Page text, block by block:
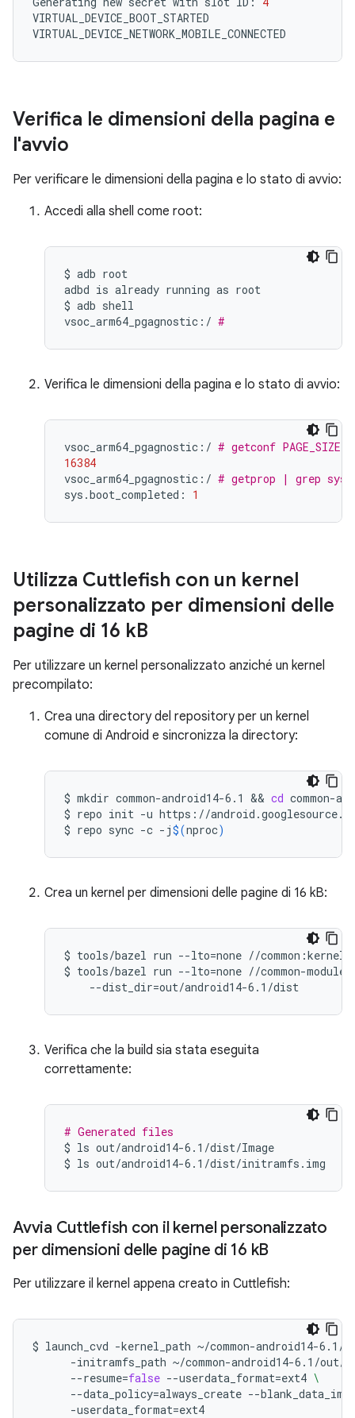
VIRTUAL_DEVICE_BOOT_STARTED
Verifica le dimensioni della pagina e
l'avvio
Per verificare le dimensioni della pagina e lo stato di avvio:
Accedi alla shell come root:
$ adb root
adbd is already running as root
$ adb shell
vsoc_arm64_pgagnostic:/ #
Verifica le dimensioni della pagina e lo stato di avvio:
vsoc_arm64_pgagnostic:/ # getconf PAGE_SIZE
16384
vsoc_arm64_pgagnostic:/ # getprop | grep
sys.boot_completed:
1
Utilizza Cuttlefish con un kernel
personalizzato per dimensioni delle
pagine di 16 kB
Per utilizzare un kernel personalizzato anziché un kernel
precompilato:
Crea una directory del repository per un kernel
comune di Android e sincronizza la directory:
$ mkdir common-android14-6.1 && cd common-
$ repo init -u https://
$ repo sync -c -j$(nproc)
Crea un kernel per dimensioni delle pagine di 16 kB:
$ tools/bazel run --lto=none //
$ tools/bazel run --lto=none //common-
--dist_dir=
Verifica che la build sia stata eseguita
correttamente:
# Generated files
$ ls out/android14-6.1/dist/Image
$ ls
Avvia Cuttlefish con il kernel personalizzato
per dimensioni delle pagine di 16 kB
Per utilizzare il kernel appena creato in Cuttlefish:
$ launch_cvd -kernel_path ~/common-android14-
-initramfs_path ~/common-android14-6.1/
--resume=false --userdata_format=ext4 \
--data_policy=always_create --
-userdata_format=